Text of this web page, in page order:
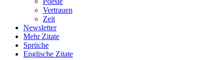
Vertrauen
Zeit
Newsletter
Mehr Zitate
Sprüche
Englische Zitate